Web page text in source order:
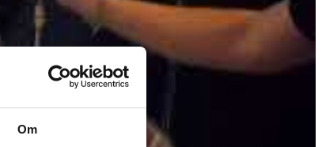
Om